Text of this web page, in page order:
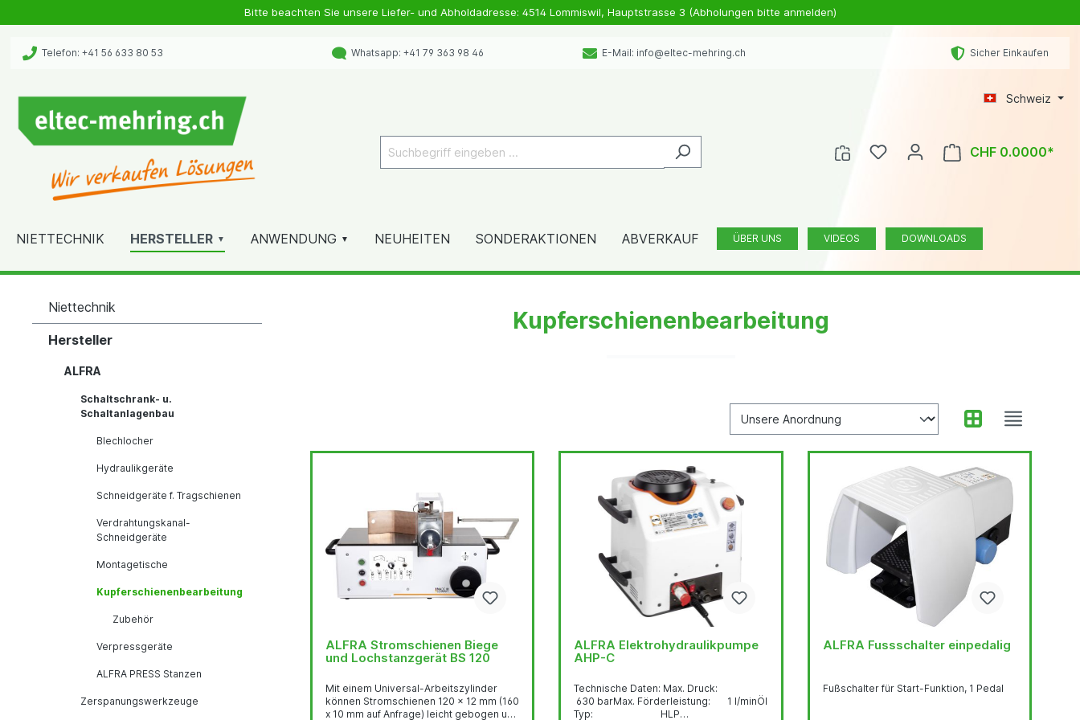
Bitte beachten Sie unsere Liefer- und Abholdadresse: 4514 Lommiswil, Hauptstrasse 3 (Abholungen bitte anmelden)
Telefon: +41 56 633 80 53 Whatsapp: +41 79 363 98 46 E-Mail: info@eltec-mehring.ch Sicher Einkaufen
Schweiz
CHF 0.0000*
NIETTECHNIK HERSTELLER ANWENDUNG NEUHEITEN SONDERAKTIONEN ABVERKAUF ÜBER UNS VIDEOS DOWNLOADS
Niettechnik
Hersteller
ALFRA
Schaltschrank- u.
Schaltanlagenbau
Blechlocher
Hydraulikgeräte
Schneidgeräte f. Tragschienen
Verdrahtungskanal-
Schneidgeräte
Montagetische
Kupferschienenbearbeitung
Zubehör
Verpressgeräte
ALFRA PRESS Stanzen
Zerspanungswerkzeuge
Kupferschienenbearbeitung
ALFRA Stromschienen Biege
und Lochstanzgerät BS 120
Mit einem Universal-Arbeitszylinder
können Stromschienen 120 x 12 mm (160
x 10 mm auf Anfrage) leicht gebogen und
ALFRA Elektrohydraulikpumpe
AHP-C
Technische Daten: Max. Druck:
630 barMax. Förderleistung: 1 l/minÖl
Typ: HLP
ALFRA Fussschalter einpedalig
Fußschalter für Start-Funktion, 1 Pedal